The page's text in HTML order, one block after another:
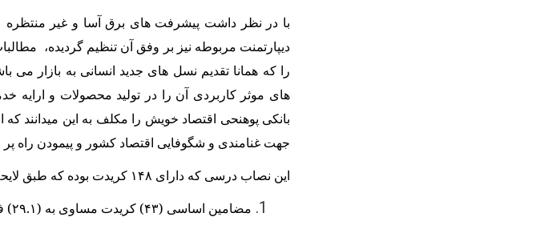
با در نظر داشت پیشرفت های برق آسا و غیر
دیپارتمنت مربوطه نیز بر وفق آن تنظیم گردیده،
را که همانا تقدیم نسل های جدید انسانی به بازار
های موثر کاربردی آن را در تولید محصولات و ارایه
بانکی پوهنحی اقتصاد خویش را مکلف به این میدانند
جهت غنامندی و شگوفایی اقتصاد کشور و پیمودن راه
این نصاب درسی که دارای ۱۴۸ کریدت بوده که طبق لایحه به پنج کتگوری ذیلا تقسیم گردیده است:
مضامین اساسی (۴۳) کریدت مساوی به (۲۹.۱) فیصد